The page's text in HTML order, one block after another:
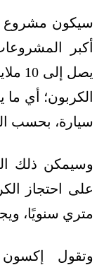
سيكون مشروع
أكبر
يصل
الكربون؛ أي ما
سيارة، بحسب
وسيمكن ذلك
متري سنويًا،
وتقول